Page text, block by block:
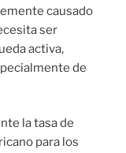
causado
ser
activa,
de
la tasa de
para los